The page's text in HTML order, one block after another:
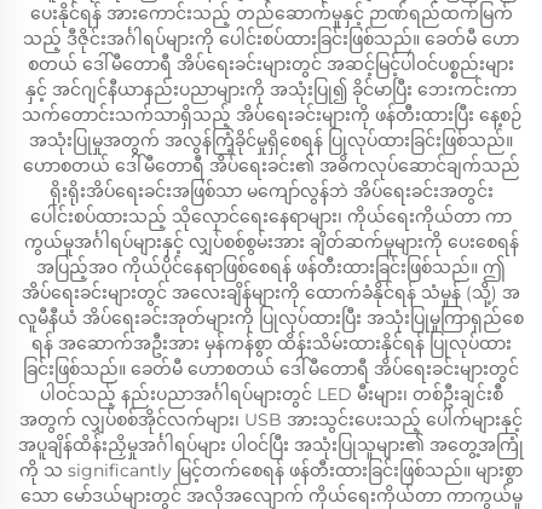
ပေးနိုင်ရန် အားကောင်းသည့် တည်ဆောက်မှုနှင့် ဉာဏ်ရည်ထက်မြက်
သည့် ဒီဇိုင်းအင်္ဂါရပ်များကို ပေါင်းစပ်ထားခြင်းဖြစ်သည်။ ခေတ်မီ ဟော
စတယ် ဒေါ်မီတောရီ အိပ်ရေးခင်းများတွင် အဆင့်မြင့်ပါဝင်ပစ္စည်းများ
နှင့် အင်ဂျင်နီယာနည်းပညာများကို အသုံးပြု၍ ခိုင်မာပြီး ဘေးကင်းကာ
သက်တောင်းသက်သာရှိသည့် အိပ်ရေးခင်းများကို ဖန်တီးထားပြီး နေ့စဉ်
အသုံးပြုမှုအတွက် အလွန်ကြံ့ခိုင်မှုရှိစေရန် ပြုလုပ်ထားခြင်းဖြစ်သည်။
ဟောစတယ် ဒေါ်မီတောရီ အိပ်ရေးခင်း၏ အဓိကလုပ်ဆောင်ချက်သည်
ရိုးရိုးအိပ်ရေးခင်းအဖြစ်သာ မကျော်လွန်ဘဲ အိပ်ရေးခင်းအတွင်း
ပေါင်းစပ်ထားသည့် သိုလှောင်ရေးနေရာများ၊ ကိုယ်ရေးကိုယ်တာ ကာ
ကွယ်မှုအင်္ဂါရပ်များနှင့် လျှပ်စစ်စွမ်းအား ချိတ်ဆက်မှုများကို ပေးစေရန်
အပြည့်အဝ ကိုယ်ပိုင်နေရာဖြစ်စေရန် ဖန်တီးထားခြင်းဖြစ်သည်။ ဤ
အိပ်ရေးခင်းများတွင် အလေးချိန်များကို ထောက်ခံနိုင်ရန် သံမှုန် (သို့) အ
လူမီနီယံ အိပ်ရေးခင်းအုတ်များကို ပြုလုပ်ထားပြီး အသုံးပြုမှုကြာရှည်စေ
ရန် အဆောက်အဦးအား မှန်ကန်စွာ ထိန်းသိမ်းထားနိုင်ရန် ပြုလုပ်ထား
ခြင်းဖြစ်သည်။ ခေတ်မီ ဟောစတယ် ဒေါ်မီတောရီ အိပ်ရေးခင်းများတွင်
ပါဝင်သည့် နည်းပညာအင်္ဂါရပ်များတွင် LED မီးများ၊ တစ်ဦးချင်းစီ
အတွက် လျှပ်စစ်အိုင်လက်များ၊ USB အားသွင်းပေးသည့် ပေါက်များနှင့်
အပူချိန်ထိန်းညှိမှုအင်္ဂါရပ်များ ပါဝင်ပြီး အသုံးပြုသူများ၏ အတွေ့အကြုံ
ကို သ significantly မြင့်တက်စေရန် ဖန်တီးထားခြင်းဖြစ်သည်။ များစွာ
သော မော်ဒယ်များတွင် အလိုအလျောက် ကိုယ်ရေးကိုယ်တာ ကာကွယ်မှု